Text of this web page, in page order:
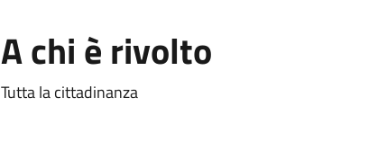
A chi è rivolto
Tutta la cittadinanza